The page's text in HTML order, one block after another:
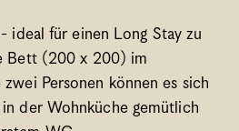
ideal für einen Long Stay zu
Bett (200 x 200) im
Personen können es sich
der Wohnküche gemütlich